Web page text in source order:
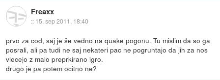
Freaxx
:: 15. sep 2011, 18:40
prvo za cod, saj je še vedno na quake pogonu. Tu mislim da so ga
posrali, ali pa tudi ne saj nekateri pac ne pogruntajo da jih za nos
vlecejo z malo preprkirano igro.
drugo je pa potem ocitno ne?